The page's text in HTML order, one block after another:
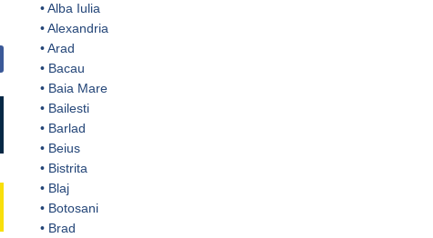
•Alba Iulia
•Alexandria
•Arad
• Bacau
• Baia Mare
• Bailesti
• Barlad
• Beius
• Bistrita
• Blaj
• Botosani
• Brad